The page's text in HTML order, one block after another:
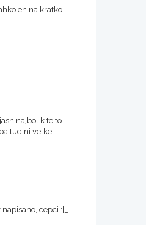
en na kratko
k te to
tud ni velke
cepci :|_